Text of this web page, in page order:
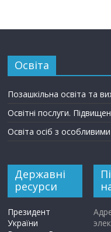
Освіта
Позашкільна освіта та
Освітні послуги.
Освіта осіб з
Державні
ресурси
Президент
України